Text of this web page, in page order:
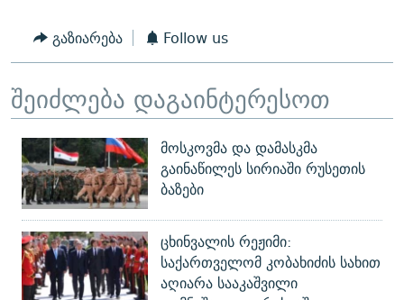
გაზიარება Follow us
შეიძლება დაგაინტერესოთ
მოსკოვმა და დამასკმა
გაინაწილეს სირიაში რუსეთის
ბაზები
ცხინვალის რეჟიმი:
საქართველომ კობახიძის სახით
აღიარა სააკაშვილი